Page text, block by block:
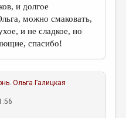
и долгое
можно смаковать,
и не сладкое, но
спасибо!
Ольга Галицкая